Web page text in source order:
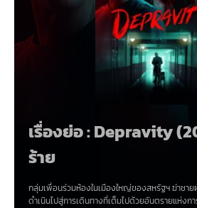
เรื่องย่อ : Depravity
ร้าย
กลุ่มเพื่อนร่วมห้องในเมืองใหญ่ของสหรัฐฯ ฆ่าชาย
ดำเนินไปสู่การเดินทางที่เต็มไปด้วยอันตรายแห่งก